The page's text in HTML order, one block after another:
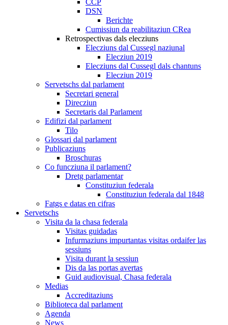
CCP
DSN
Berichte
Cumissiun da reabilitaziun CRea
Retrospectivas dals elecziuns
Elecziuns dal Cussegl naziunal
Elecziun 2019
Elecziuns dal Cussegl dals chantuns
Elecziun 2019
Servetschs dal parlament
Secretari general
Direcziun
Secretaris dal Parlament
Edifizi dal parlament
Tilo
Glossari dal parlament
Publicaziuns
Broschuras
Co funcziuna il parlament?
Dretg parlamentar
Constituziun federala
Constituziun federala dal 1848
Fatgs e datas en cifras
Servetschs
Visita da la chasa federala
Visitas guidadas
Infurmaziuns impurtantas visitas ordaifer las
sessiuns
Visita durant la sessiun
Dis da las portas avertas
Guid audiovisual, Chasa federala
Medias
Accreditaziuns
Biblioteca dal parlament
Agenda
News